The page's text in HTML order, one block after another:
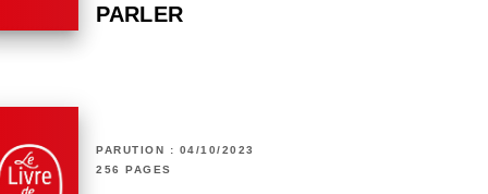
PARLER
PARUTION : 04/10/2023
256 PAGES